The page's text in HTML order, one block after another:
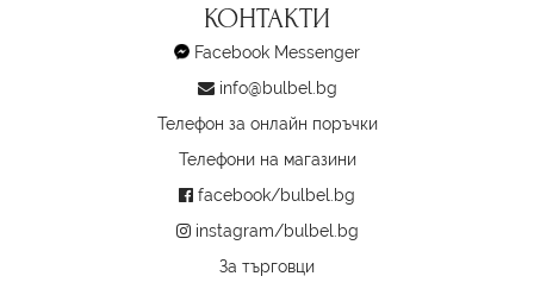
КОНТАКТИ
Facebook Messenger
info@bulbel.bg
Телефон за онлайн поръчки
Телефони на магазини
facebook/bulbel.bg
instagram/bulbel.bg
За търговци